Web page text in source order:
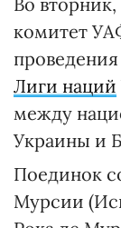
комитет
Лиги наций
между
Украины и
Поединок
Мурсии